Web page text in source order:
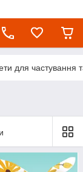
для частування